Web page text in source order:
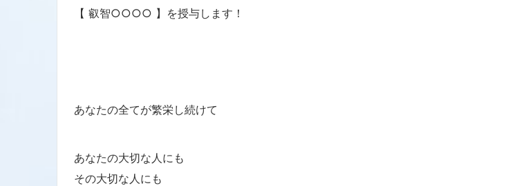
【 叡智○○○○ 】を授与します！
あなたの全てが繁栄し続けて
あなたの大切な人にも
その大切な人にも